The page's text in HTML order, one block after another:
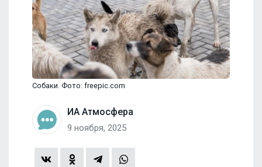
Собаки. Фото: freepic.com
ИА Атмосфера
9 ноября, 2025